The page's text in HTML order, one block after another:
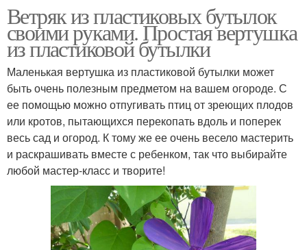
Ветряк из пластиковых бутылок
своими руками. Простая вертушка
из пластиковой бутылки
Маленькая вертушка из пластиковой бутылки может
быть очень полезным предметом на вашем огороде. С
ее помощью можно отпугивать птиц от зреющих плодов
или кротов, пытающихся перекопать вдоль и поперек
весь сад и огород. К тому же ее очень весело мастерить
и раскрашивать вместе с ребенком, так что выбирайте
любой мастер-класс и творите!